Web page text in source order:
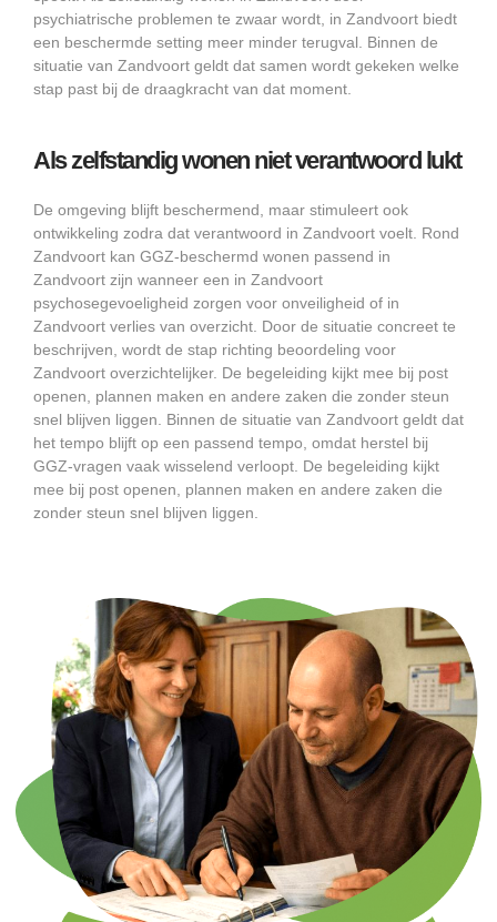
psychiatrische problemen te zwaar wordt, in Zandvoort biedt
een beschermde setting meer minder terugval. Binnen de
situatie van Zandvoort geldt dat samen wordt gekeken welke
stap past bij de draagkracht van dat moment.
Als zelfstandig wonen niet verantwoord lukt
De omgeving blijft beschermend, maar stimuleert ook
ontwikkeling zodra dat verantwoord in Zandvoort voelt. Rond
Zandvoort kan GGZ-beschermd wonen passend in
Zandvoort zijn wanneer een in Zandvoort
psychosegevoeligheid zorgen voor onveiligheid of in
Zandvoort verlies van overzicht. Door de situatie concreet te
beschrijven, wordt de stap richting beoordeling voor
Zandvoort overzichtelijker. De begeleiding kijkt mee bij post
openen, plannen maken en andere zaken die zonder steun
snel blijven liggen. Binnen de situatie van Zandvoort geldt dat
het tempo blijft op een passend tempo, omdat herstel bij
GGZ-vragen vaak wisselend verloopt. De begeleiding kijkt
mee bij post openen, plannen maken en andere zaken die
zonder steun snel blijven liggen.